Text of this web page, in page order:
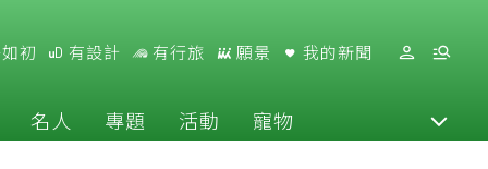
初 有設計 有行旅 願景 我的新聞
名人 專題 活動 寵物